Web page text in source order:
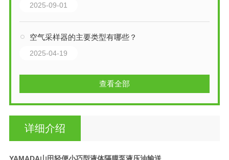
2025-09-01
空气采样器的主要类型有哪些？
2025-04-19
查看全部
详细介绍
YAMADA山田轻便小巧型液体隔膜泵液压油输送